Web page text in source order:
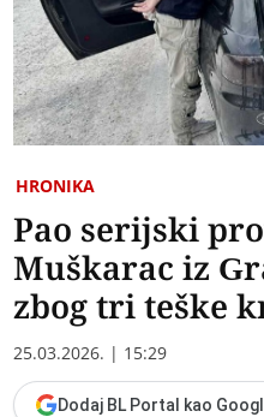
HRONIKA
Pao serijski
Muškarac iz
zbog tri teške
25.03.2026. | 15:29
Dodaj BL Portal kao